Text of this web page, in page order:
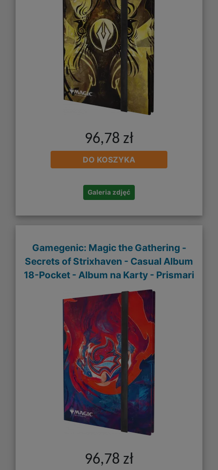
96,78 zł
DO KOSZYKA
Galeria zdjęć
Gamegenic: Magic the Gathering -
Secrets of Strixhaven - Casual Album
18-Pocket - Album na Karty - Prismari
96,78 zł